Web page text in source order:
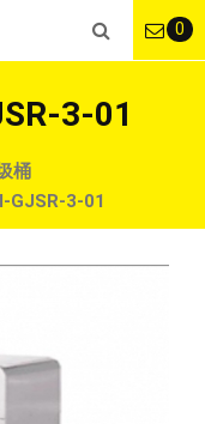
0
3-01
桶
GJSR-3-01